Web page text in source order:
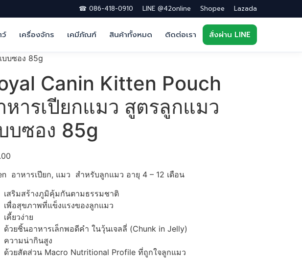
☎ 086-418-0910 LINE @42online Shopee Lazada
ว์ เครื่องจักร เคมีภัณฑ์ สินค้าทั้งหมด ติดต่อเรา สั่งผ่าน LINE
บบซอง 85g
Canin Kitten Pouch
หารเปียกแมว สูตรลูกแมว
บซอง 85g
อาหารเปียก, แมว สำหรับลูกแมว อายุ 4 – 12 เดือน
เสริมสร้างภูมิคุ้มกันตามธรรมชาติ
เพื่อสุขภาพที่แข็งแรงของลูกแมว
เคี้ยวง่าย
ด้วยชิ้นอาหารเล็กพอดีคำ ในวุ้นเจลลี่ (Chunk in Jelly)
ความน่ากินสูง
ด้วยสัดส่วน Macro Nutritional Profile ที่ถูกใจลูกแมว